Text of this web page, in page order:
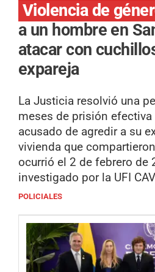
Violencia de
a un hombre en
atacar con
expareja
La Justicia resolvió una
meses de prisión efectiva
acusado de agredir a su
vivienda que
ocurrió el 2 de febrero de
investigado por la UFI
POLICIALES